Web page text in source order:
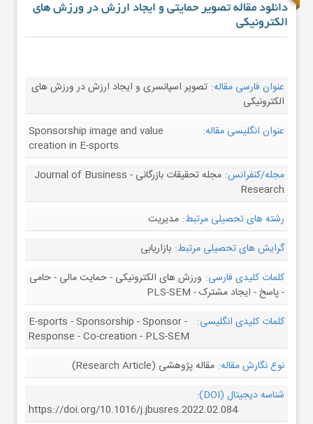
دانلود مقاله تصویر حمایتی و ایجاد ارزش در ورزش های
الکترونیکی
عنوان فارسی مقاله: تصویر اسپانسری و ایجاد ارزش در ورزش های
الکترونیکی
عنوان انگلیسی مقاله:
Sponsorship image and value
creation in E-sports
مجله/کنفرانس:
مجله تحقیقات بازرگانی - Journal of Business
Research
رشته های تحصیلی مرتبط: مدیریت
گرایش های تحصیلی مرتبط: بازاریابی
کلمات کلیدی فارسی: ورزش های الکترونیکی - حمایت مالی - حامی
- پاسخ - ایجاد مشترک - PLS-SEM
کلمات کلیدی انگلیسی:
E-sports - Sponsorship - Sponsor -
Response - Co-creation - PLS-SEM
نوع نگارش مقاله: مقاله پژوهشی (Research Article)
شناسه دیجیتال (DOI):
https://doi.org/10.1016/j.jbusres.2022.02.084